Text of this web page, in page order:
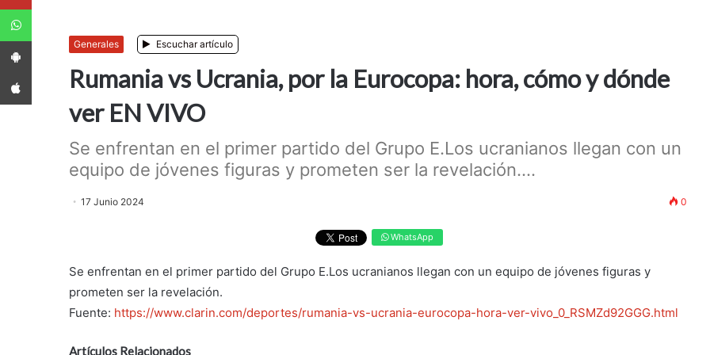
Generales Escuchar artículo
Rumania vs Ucrania, por la Eurocopa: hora, cómo y dónde
ver EN VIVO
Se enfrentan en el primer partido del Grupo E.Los ucranianos llegan con un
equipo de jóvenes figuras y prometen ser la revelación....
17 Junio 2024 0
WhatsApp
Se enfrentan en el primer partido del Grupo E.Los ucranianos llegan con un equipo de jóvenes figuras y
prometen ser la revelación.
Fuente: https://www.clarin.com/deportes/rumania-vs-ucrania-eurocopa-hora-ver-vivo_0_RSMZd92GGG.html
Artículos Relacionados
App Android